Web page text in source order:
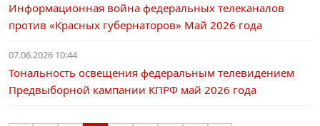
Информационная война федеральных телеканалов
против «Красных губернаторов» Май 2026 года
07.06.2026 10:44
Тональность освещения федеральным телевидением
Предвыборной кампании КПРФ май 2026 года